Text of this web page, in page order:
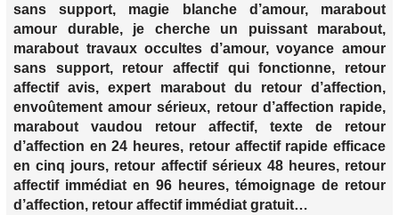
sans support, magie blanche d’amour, marabout
amour durable, je cherche un puissant marabout,
marabout travaux occultes d’amour, voyance amour
sans support, retour affectif qui fonctionne, retour
affectif avis, expert marabout du retour d’affection,
envoûtement amour sérieux, retour d’affection rapide,
marabout vaudou retour affectif, texte de retour
d’affection en 24 heures, retour affectif rapide efficace
en cinq jours, retour affectif sérieux 48 heures, retour
affectif immédiat en 96 heures, témoignage de retour
d’affection, retour affectif immédiat gratuit…